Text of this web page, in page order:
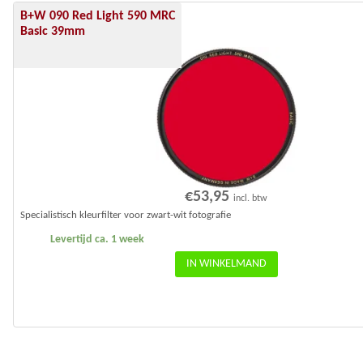
B+W 090 Red Light 590 MRC
Basic 39mm
€53,95 incl. btw
Levertijd ca. 1 week
Specialistisch kleurfilter voor zwart-wit fotografie
IN WINKELMAND